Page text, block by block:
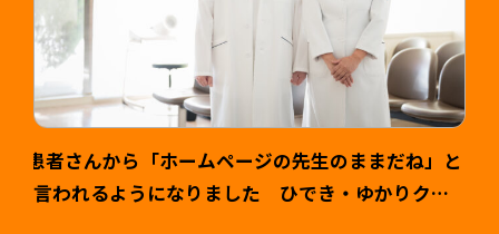
患者さんから「ホームページの先生のままだね」と
言われるようになりました ひでき・ゆかりクリ